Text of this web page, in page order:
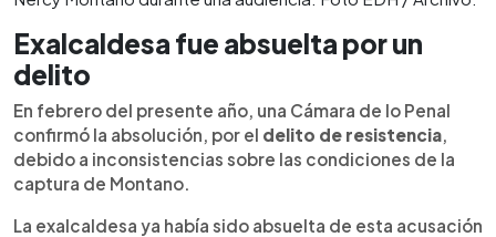
Exalcaldesa fue absuelta por un
delito
En febrero del presente año, una Cámara de lo Penal
confirmó la absolución, por el delito de resistencia,
debido a inconsistencias sobre las condiciones de la
captura de Montano.
La exalcaldesa ya había sido absuelta de esta acusación